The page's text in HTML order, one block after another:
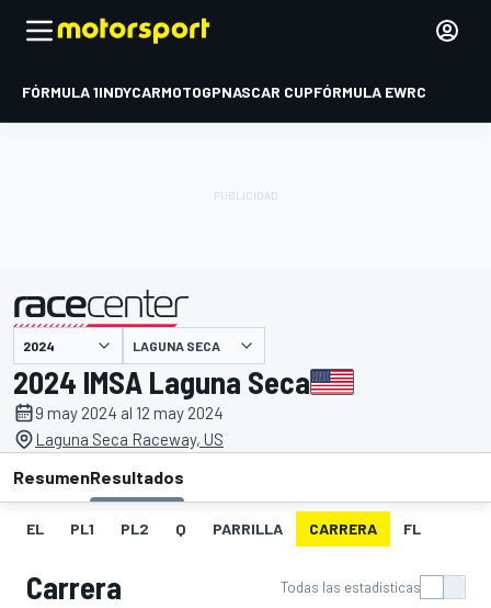
FÓRMULA 1INDYCARMOTOGPNASCAR CUPFÓRMULA EWRC
presentado por LAGUNA SECA
2024 IMSA Laguna Seca
9 may 2024 al 12 may 2024
Laguna Seca Raceway, US
ResumenResultados
EL PL1 PL2 Q PARRILLA CARRERA FL
Carrera Todas las estadísticas